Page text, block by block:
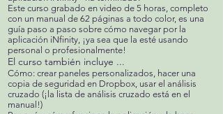
Este curso grabado en video de 5 horas, completo
con un manual de 62 páginas a todo color, es una
guía paso a paso sobre cómo navegar por la
aplicación iNfinity, ¡ya sea que la esté usando
personal o profesionalmente!
El curso también incluye ...
Cómo: crear paneles personalizados, hacer una
copia de seguridad en Dropbox, usar el análisis
cruzado (¡la lista de análisis cruzado está en el
manual!)